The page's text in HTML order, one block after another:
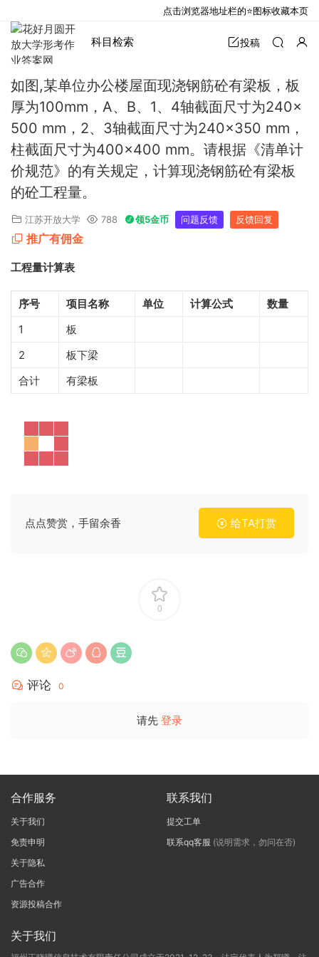
科目检索 投稿
如图,某单位办公楼屋面现浇钢筋砼有梁板，板
厚为100mm，A、B、1、4轴截面尺寸为240×
500 mm，2、3轴截面尺寸为240×350 mm，
柱截面尺寸为400×400 mm。请根据《清单计
价规范》的有关规定，计算现浇钢筋砼有梁板
的砼工程量。
江苏开放大学 788 领5金币 问题反馈 反馈回复
推广有佣金
工程量计算表
序号 项目名称 单位 计算公式
数量
1
板
2
板下梁
合计
有梁板
点点赞赏，手留余香 给TA打赏
0
评论 0
请先 登录
合作服务
关于我们
免责申明
关于隐私
广告合作
资源投稿合作
联系我们
提交工单
联系qq客服 (说明需求，勿问在否)
关于我们
点击浏览器地址栏的⭐图标收藏本页